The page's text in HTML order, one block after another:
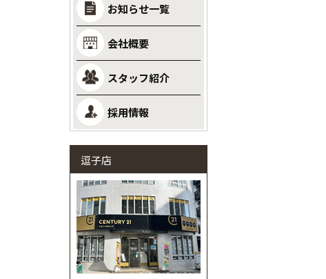
お知らせ一覧
会社概要
スタッフ紹介
採用情報
逗子店